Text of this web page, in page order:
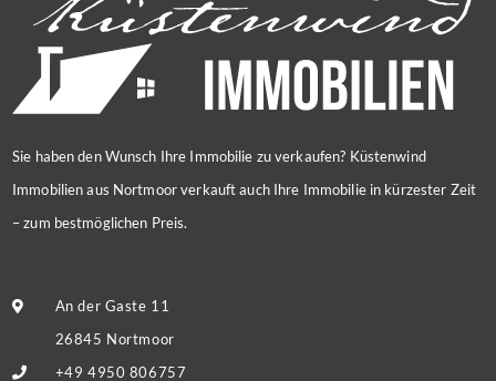
Sie haben den Wunsch Ihre Immobilie zu verkaufen? Küstenwind
Immobilien aus Nortmoor verkauft auch Ihre Immobilie in kürzester Zeit
– zum bestmöglichen Preis.
An der Gaste 11
26845 Nortmoor
+49 4950 806757